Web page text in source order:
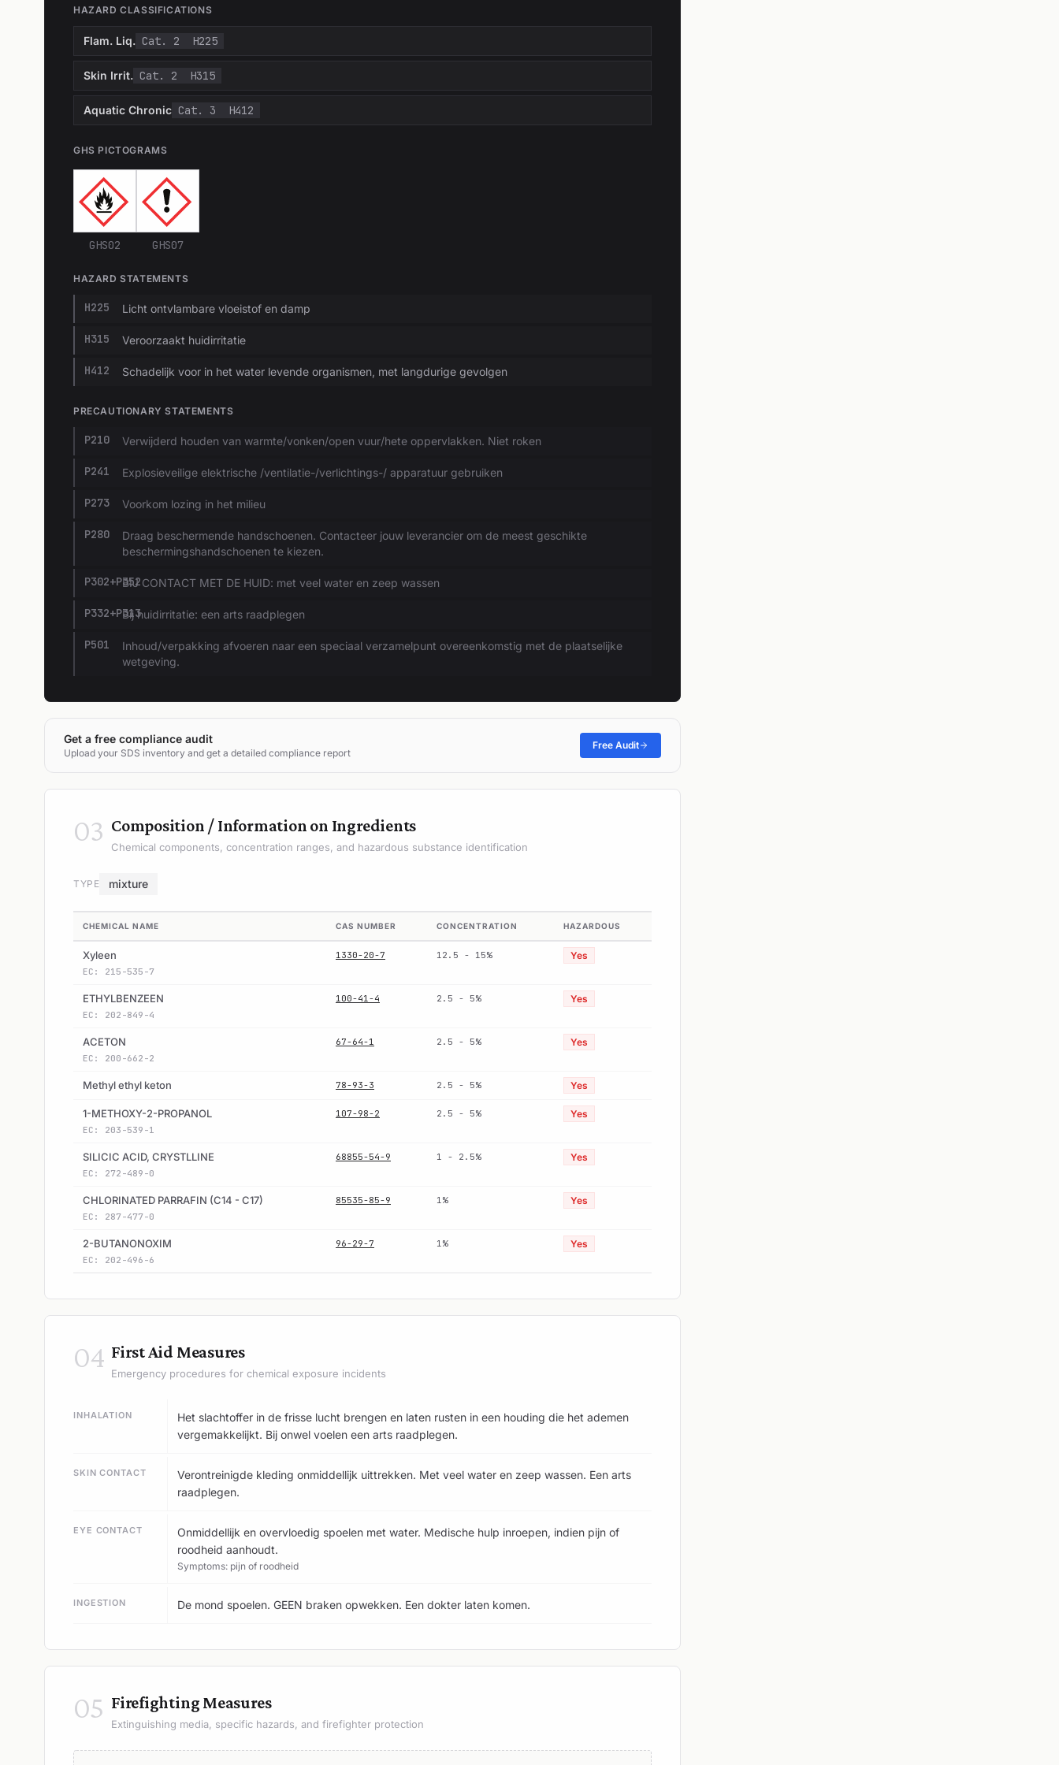
HAZARD CLASSIFICATIONS
Flam. Liq. Cat. 2 H225
Skin Irrit. Cat. 2 H315
Aquatic Chronic Cat. 3 H412
GHS PICTOGRAMS
GHS02 GHS07
HAZARD STATEMENTS
H225 Licht ontvlambare vloeistof en damp
H315 Veroorzaakt huidirritatie
H412 Schadelijk voor in het water levende organismen, met langdurige gevolgen
PRECAUTIONARY STATEMENTS
P210 Verwijderd houden van warmte/vonken/open vuur/hete oppervlakken. Niet roken
P241 Explosieveilige elektrische /ventilatie-/verlichtings-/ apparatuur gebruiken
P273 Voorkom lozing in het milieu
P280
Draag beschermende handschoenen. Contacteer jouw leverancier om de meest geschikte
beschermingshandschoenen te kiezen.
P302+P352BIJ CONTACT MET DE HUID: met veel water en zeep wassen
P332+P313Bij huidirritatie: een arts raadplegen
P501
Inhoud/verpakking afvoeren naar een speciaal verzamelpunt overeenkomstig met de plaatselijke
wetgeving.
Get a free compliance audit
Upload your SDS inventory and get a detailed compliance report
Free Audit
03 Composition / Information on Ingredients
Chemical components, concentration ranges, and hazardous substance identification
TYPE mixture
CHEMICAL NAME CAS NUMBER CONCENTRATION HAZARDOUS
Xyleen
EC: 215-535-7
1330-20-7 12.5 - 15% Yes
ETHYLBENZEEN
EC: 202-849-4
100-41-4 2.5 - 5% Yes
ACETON
EC: 200-662-2
67-64-1 2.5 - 5% Yes
Methyl ethyl keton 78-93-3 2.5 - 5% Yes
1-METHOXY-2-PROPANOL
EC: 203-539-1
107-98-2 2.5 - 5% Yes
SILICIC ACID, CRYSTLLINE
EC: 272-489-0
68855-54-9 1 - 2.5% Yes
CHLORINATED PARRAFIN (C14 - C17)
EC: 287-477-0
85535-85-9 1% Yes
2-BUTANONOXIM
EC: 202-496-6
96-29-7 1% Yes
04 First Aid Measures
Emergency procedures for chemical exposure incidents
INHALATION
Het slachtoffer in de frisse lucht brengen en laten rusten in een houding die het ademen
vergemakkelijkt. Bij onwel voelen een arts raadplegen.
SKIN CONTACT
Verontreinigde kleding onmiddellijk uittrekken. Met veel water en zeep wassen. Een arts
raadplegen.
EYE CONTACT
Onmiddellijk en overvloedig spoelen met water. Medische hulp inroepen, indien pijn of
roodheid aanhoudt.
Symptoms: pijn of roodheid
INGESTION De mond spoelen. GEEN braken opwekken. Een dokter laten komen.
05 Firefighting Measures
Extinguishing media, specific hazards, and firefighter protection